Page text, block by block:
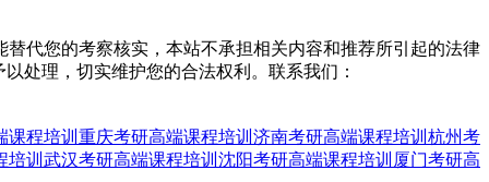
代您的考察核实，本站不承担相关内容和推荐所引起的法律
处理，切实维护您的合法权利。联系我们：
课程培训 重庆考研高端课程培训 济南考研高端课程培训 杭州考
培训 武汉考研高端课程培训 沈阳考研高端课程培训 厦门考研高